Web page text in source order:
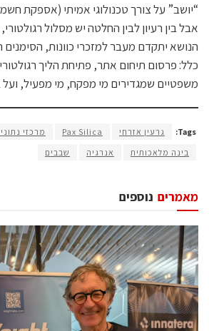
“יושב” על צורך טכנולוגי אמיתי (אספקת
אבל בין רעיון לבין החלטה יש מסלול
הנושא יתקדם מעבר למזכרי כוונות, הסימנים
כלל: פרסום תיחום אתר, פתיחת הליך
משפטיים שמגדירים מי מפקח, מי מפעיל,
Tags: גרעין אזרחי Pax Silica מרכזי
בינה מלאכותית
אנרגיה שבבים
נוספים מאמרים